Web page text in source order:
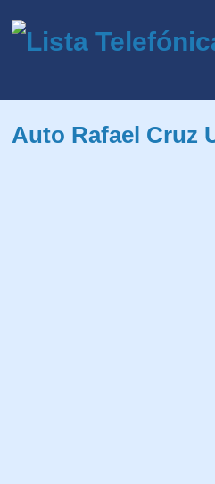
Auto Rafael Cruz